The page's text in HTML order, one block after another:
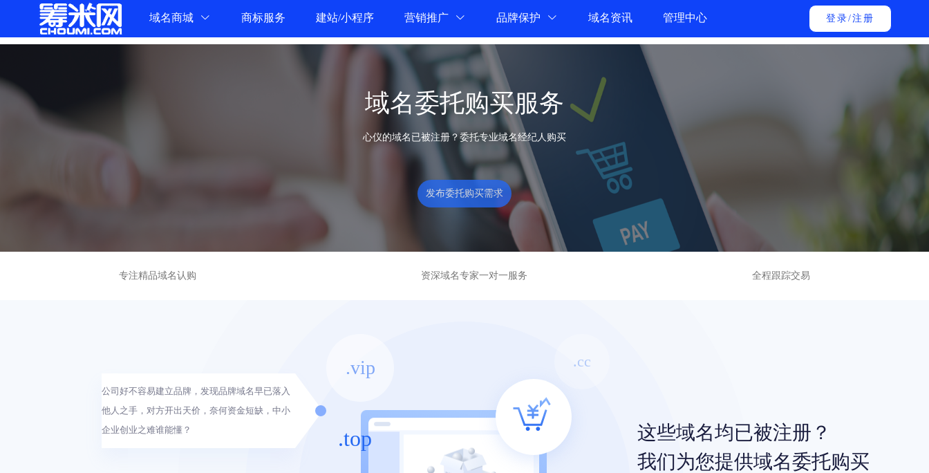
域名商城 商标服务 建站/小程序 营销推广 品牌保护 域名资讯 管理中心 登录/注册
域名委托购买服务
心仪的域名已被注册？委托专业域名经纪人购买
发布委托购买需求
专注精品域名认购 资深域名专家一对一服务 全程跟踪交易
.vip .cc
.top
这些域名均已被注册？
我们为您提供域名委托购买
公司好不容易建立品牌，发现品牌域名早已落入
他人之手，对方开出天价，奈何资金短缺，中小
企业创业之难谁能懂？